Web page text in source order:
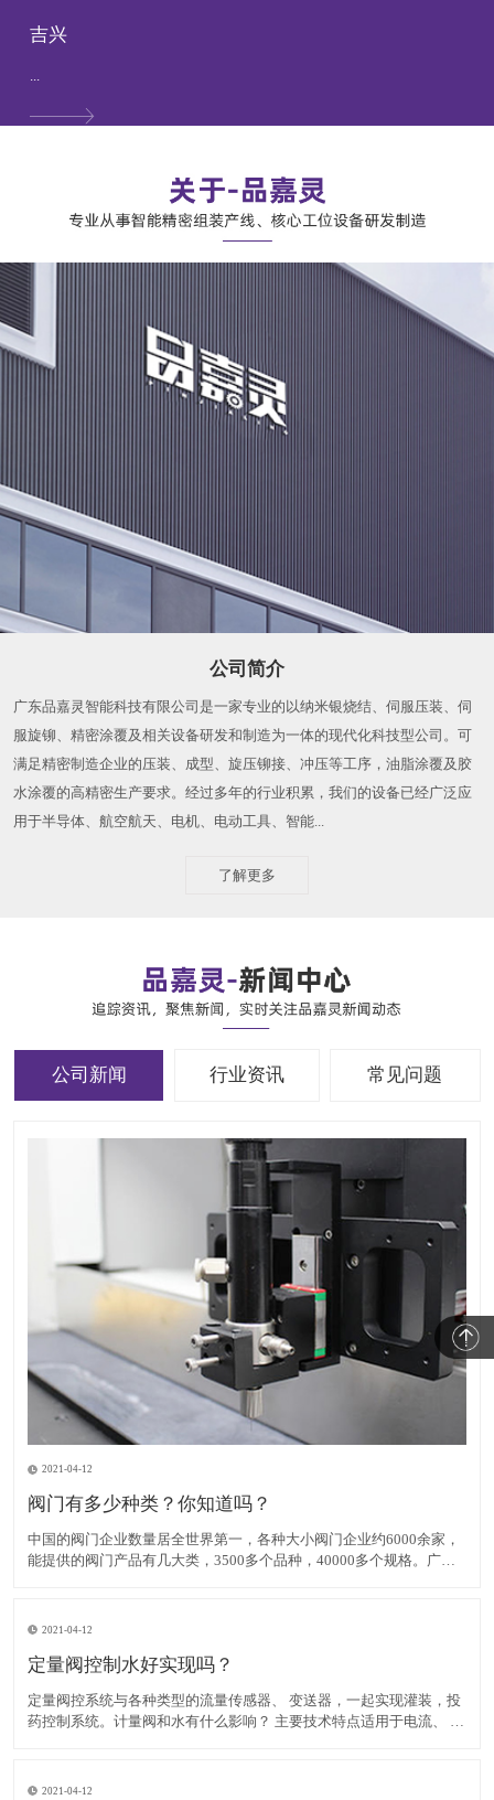
吉兴
公司简介
广东品嘉灵智能科技有限公司是一家专业的以纳米银烧结、伺服压装、伺
服旋铆、精密涂覆及相关设备研发和制造为一体的现代化科技型公司。可
满足精密制造企业的压装、成型、旋压铆接、冲压等工序，油脂涂覆及胶
水涂覆的高精密生产要求。经过多年的行业积累，我们的设备已经广泛应
用于半导体、航空航天、电机、电动工具、智能...
了解更多
公司新闻 行业资讯 常见问题
2021-04-12
阀门有多少种类？你知道吗？
中国的阀门企业数量居全世界第一，各种大小阀门企业约6000余家，
能提供的阀门产品有几大类，3500多个品种，40000多个规格。广泛
2021-04-12
定量阀控制水好实现吗？
定量阀控系统与各种类型的流量传感器、 变送器，一起实现灌装，投
药控制系统。计量阀和水有什么影响？ 主要技术特点适用于电流、 脉
输出2021-04-12